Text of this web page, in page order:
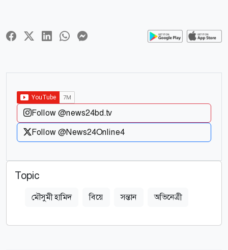
Follow @news24bd.tv
Follow @News24Online4
Topic
মৌসুমী হামিদ বিয়ে সন্তান অভিনেত্রী